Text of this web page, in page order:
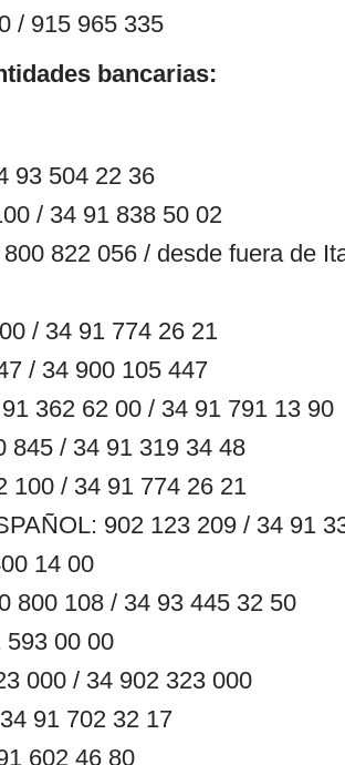
/ 915 965 335
bancarias:
93 504 22 36
/ 34 91 838 50 02
822 056 / desde fuera de
/ 34 91 774 26 21
/ 34 900 105 447
362 62 00 / 34 91 791 13 90
845 / 34 91 319 34 48
100 / 34 91 774 26 21
902 123 209 / 34 91
14 00
800 108 / 34 93 445 32 50
00 00
000 / 34 902 323 000
91 702 32 17
602 46 80